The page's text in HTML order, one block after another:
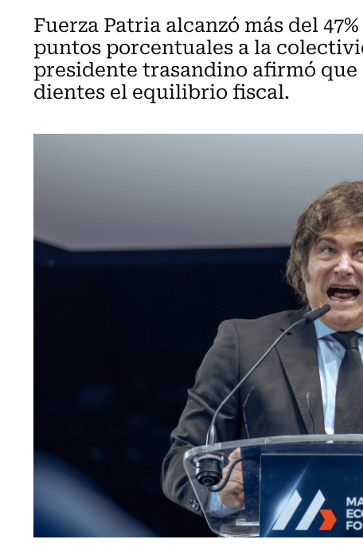
Fuerza Patria alcanzó más del
puntos porcentuales a la
presidente trasandino afirmó
dientes el equilibrio fiscal.